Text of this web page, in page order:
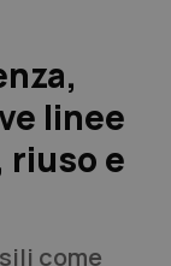
linee
riuso e
come